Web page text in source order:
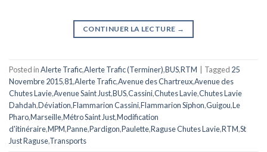
CONTINUER LA LECTURE →
Posted inAlerte Trafic,Alerte Trafic (Terminer),BUS,RTM Tagged 25
Novembre 2015,81,Alerte Trafic,Avenue des Chartreux,Avenue des
Chutes Lavie,Avenue Saint Just,BUS,Cassini,Chutes Lavie,Chutes Lavie
Dahdah,Déviation,Flammarion Cassini,Flammarion Siphon,Guigou,Le
Pharo,Marseille,Métro Saint Just,Modification
d'itinéraire,MPM,Panne,Pardigon,Paulette,Raguse Chutes Lavie,RTM,St
Just Raguse,Transports